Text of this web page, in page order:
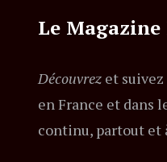
Le
Découvrez et suivez
en France et dans
continu, partout et